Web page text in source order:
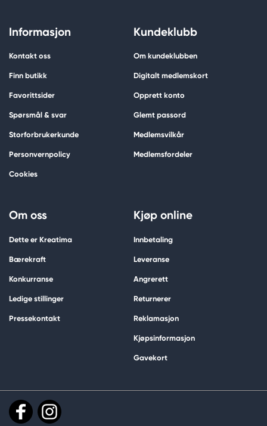
Informasjon
Kontakt oss
Finn butikk
Favorittsider
Spørsmål & svar
Storforbrukerkunde
Personvernpolicy
Cookies
Kundeklubb
Om kundeklubben
Digitalt medlemskort
Opprett konto
Glemt passord
Medlemsvilkår
Medlemsfordeler
Om oss
Dette er Kreatima
Bærekraft
Konkurranse
Ledige stillinger
Pressekontakt
Kjøp online
Innbetaling
Leveranse
Angrerett
Returnerer
Reklamasjon
Kjøpsinformasjon
Gavekort